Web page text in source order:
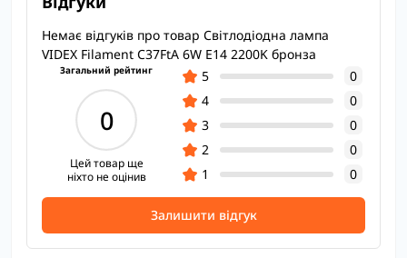
Немає відгуків про товар Світлодіодна лампа
VIDEX Filament C37FtA 6W E14 2200K бронза
Загальний рейтинг
0
Цей товар ще
ніхто не оцінив
5
0
4
0
3
0
2
0
1
0
Залишити відгук